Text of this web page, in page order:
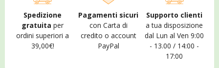
Spedizione
gratuita per
ordini superiori a
39,00€!
Pagamenti sicuri
con Carta di
credito o account
PayPal
Supporto clienti
a tua disposizione
dal Lun al Ven 9:00
- 13.00 / 14:00 -
17:00